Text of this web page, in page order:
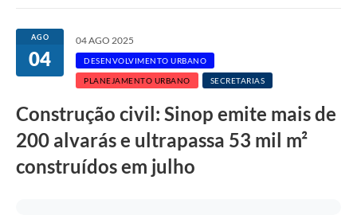
AGO
04
04 AGO 2025
DESENVOLVIMENTO URBANO
PLANEJAMENTO URBANO SECRETARIAS
Construção civil: Sinop emite mais de
200 alvarás e ultrapassa 53 mil m²
construídos em julho